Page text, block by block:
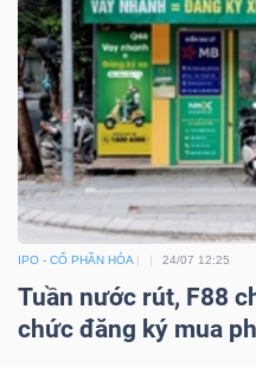
IPO - CỔ PHẦN HÓA 24/07 12:25
Tuần nước rút, F88
chức đăng ký mua
tài
chính